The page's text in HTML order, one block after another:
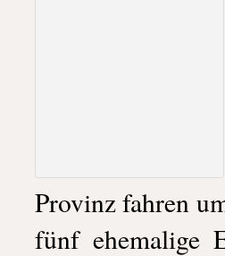
Provinz fahren
fünf ehemalige